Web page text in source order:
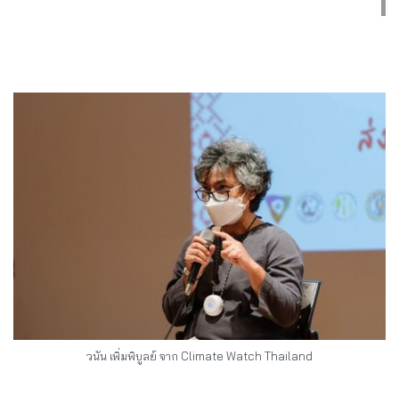
วนัน เพิ่มพิบูลย์ จาก Climate Watch Thailand